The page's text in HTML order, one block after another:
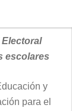
escolares
y
para el